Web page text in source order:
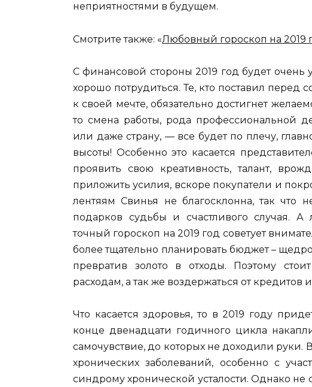
неприятностями в будущем.
Смотрите также: «Любовный гороскоп на 2019
С финансовой стороны 2019 год будет очень
хорошо потрудиться. Те, кто поставил
к своей мечте, обязательно достигнет
то смена работы, рода профессиональной
или даже страну, — все будет по плечу,
высоты! Особенно это касается
проявить свою креативность, талант,
приложить усилия, вскоре покупатели и
лентяям Свинья не благосклонна, так что
подарков судьбы и счастливого случая. А
точный гороскоп на 2019 год советует
более тщательно планировать бюджет –
превратив золото в отходы. Поэтому
расходам, а так же воздержаться от кредитов
Что касается здоровья, то в 2019 году
конце двенадцати годичного цикла
самочувствие, до которых не доходили руки.
хронических заболеваний, особенно с
синдрому хронической усталости. Однако не